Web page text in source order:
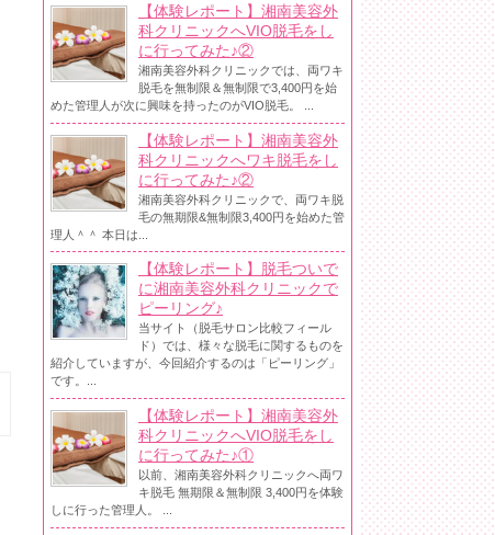
【体験レポート】湘南美容外
科クリニックへVIO脱毛をし
に行ってみた♪②
湘南美容外科クリニックでは、両ワキ
脱毛を無制限＆無制限で3,400円を始
めた管理人が次に興味を持ったのがVIO脱毛。 ...
【体験レポート】湘南美容外
科クリニックへワキ脱毛をし
に行ってみた♪②
湘南美容外科クリニックで、両ワキ脱
毛の無期限&無制限3,400円を始めた管
理人＾＾ 本日は...
【体験レポート】脱毛ついで
に湘南美容外科クリニックで
ピーリング♪
当サイト（脱毛サロン比較フィール
ド）では、様々な脱毛に関するものを
紹介していますが、今回紹介するのは「ピーリング」
です。...
【体験レポート】湘南美容外
科クリニックへVIO脱毛をし
に行ってみた♪①
以前、湘南美容外科クリニックへ両ワ
キ脱毛 無期限＆無制限 3,400円を体験
しに行った管理人。 ...